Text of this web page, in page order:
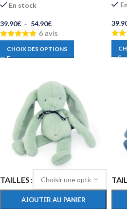
En stock
39.90€ – 54.90€
6 avis
CHOIX DES OPTIONS
TAILLES
AJOUTER AU PANIER